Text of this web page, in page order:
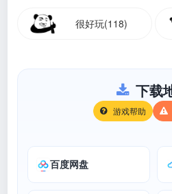
很好玩(118)
下载
游戏帮助
百度网盘